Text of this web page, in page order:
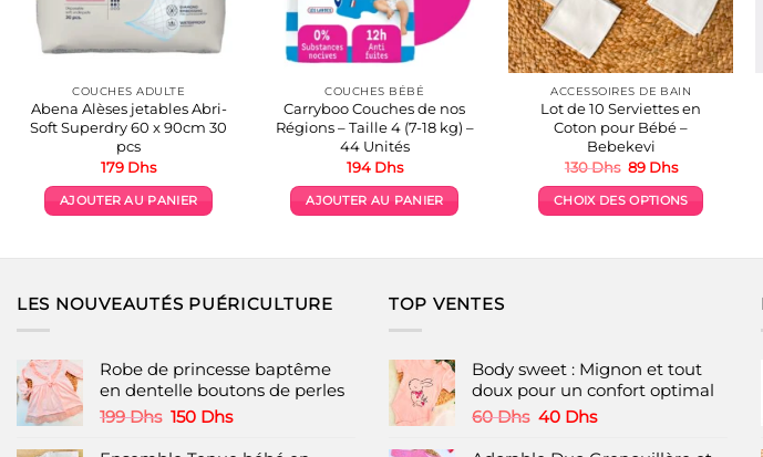
COUCHES ADULTE
Abena Alèses jetables Abri-
Soft Superdry 60 x 90cm 30
pcs
179 Dhs
AJOUTER AU PANIER
COUCHES BÉBÉ
Carryboo Couches de nos
Régions – Taille 4 (7-18 kg) –
44 Unités
194 Dhs
AJOUTER AU PANIER
ACCESSOIRES DE BAIN
Lot de 10 Serviettes en
Coton pour Bébé –
Bebekevi
130Dhs Le
initial
était :
89 DhsLe
actuel
est :
CHOIX DES OPTIONS
options
peuvent
LES NOUVEAUTÉS PUÉRICULTURE
Robe de princesse baptême
en dentelle boutons de perles
199Dhs Le
150 DhsLe
TOP VENTES
Body sweet : Mignon et tout
doux pour un confort optimal
60Dhs Le
40 DhsLe